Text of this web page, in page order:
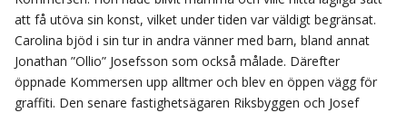
att få utöva sin konst, vilket under tiden var väldigt begränsat.
Carolina bjöd i sin tur in andra vänner med barn, bland annat
Jonathan ”Ollio” Josefsson som också målade. Därefter
öppnade Kommersen upp alltmer och blev en öppen vägg för
graffiti. Den senare fastighetsägaren Riksbyggen och Josef